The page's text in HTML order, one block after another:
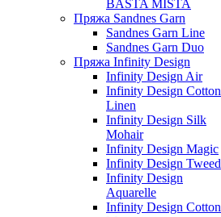
BASTA MISTA
Пряжа Sandnes Garn
Sandnes Garn Line
Sandnes Garn Duo
Пряжа Infinity Design
Infinity Design Air
Infinity Design Cotton
Linen
Infinity Design Silk
Mohair
Infinity Design Magic
Infinity Design Tweed
Infinity Design
Aquarelle
Infinity Design Cotton